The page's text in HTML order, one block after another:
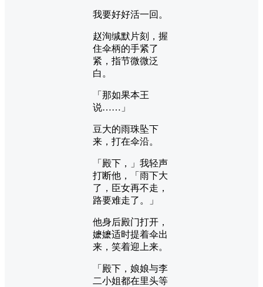
我要好好活一回。
赵洵缄默片刻，握
住伞柄的手紧了
紧，指节微微泛
白。
「那如果本王
说……」
豆大的雨珠坠下
来，打在伞沿。
「殿下，」我轻声
打断他，「雨下大
了，臣女再不走，
路要难走了。」
他身后殿门打开，
嬷嬷适时提着伞出
来，笑着迎上来。
「殿下，娘娘与李
二小姐都在里头等